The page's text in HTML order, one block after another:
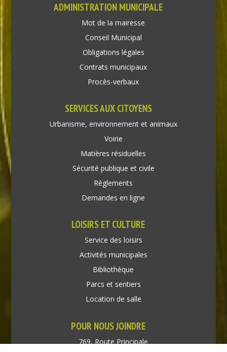
ADMINISTRATION MUNICIPALE
Mot de la mairesse
Conseil Municipal
Obligations légales
Contrats municipaux
Procès-verbaux
SERVICES AUX CITOYENS
Urbanisme, environnement et animaux
Voirie
Matières résiduelles
Sécurité publique et civile
Règlements
Demandes en ligne
LOISIRS ET CULTURE
Service des loisirs
Activités municipales
Bibliothèque
Parcs et sentiers
Location de salle
POUR NOUS JOINDRE
769, Route Principale